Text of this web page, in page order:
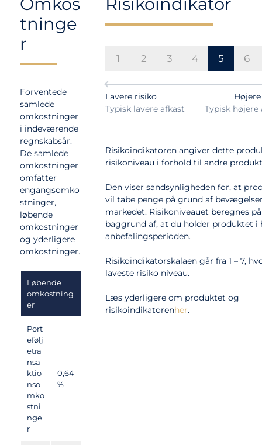
tninge
r
Forventede
samlede
omkostninger
i indeværende
regnskabsår.
De samlede
omkostninger
omfatter
engangsomko
stninger,
løbende
omkostninger
og yderligere
omkostninger.
Løbende
omkostning
er
Port
efølj
etra
nsa
ktio
nso
mko
stni
nge
r
0,64
%
1 2 3 4 5 6
Lavere risiko
Typisk lavere afkast
Typisk højere
Risikoindikatoren angiver dette
risikoniveau i forhold til andre
Den viser sandsynligheden for, at
vil tabe penge på grund af
markedet. Risikoniveauet beregnes på
baggrund af, at du holder produktet i
anbefalingsperioden.
Risikoindikatorskalaen går fra 1 – 7,
laveste risiko niveau.
Læs yderligere om produktet og
risikoindikatorenher.